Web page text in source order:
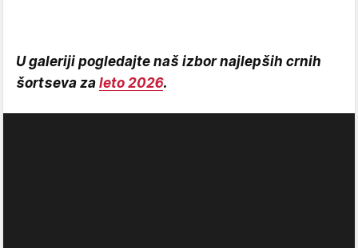
U galeriji pogledajte naš izbor najlepših crnih
šortseva za leto 2026.